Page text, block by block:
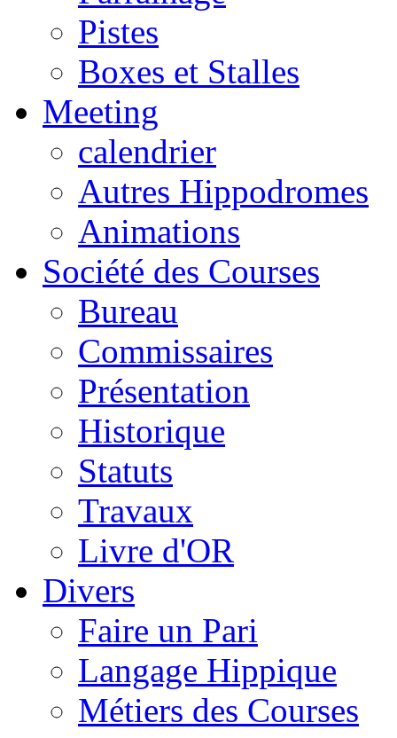
Pistes
Boxes et Stalles
Meeting
calendrier
Autres Hippodromes
Animations
Société des Courses
Bureau
Commissaires
Présentation
Historique
Statuts
Travaux
Livre d'OR
Divers
Faire un Pari
Langage Hippique
Métiers des Courses